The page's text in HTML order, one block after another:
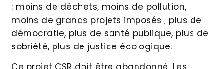
: moins de déchets, moins de pollution,
moins de grands projets imposés ; plus de
démocratie, plus de santé publique, plus de
sobriété, plus de justice écologique.